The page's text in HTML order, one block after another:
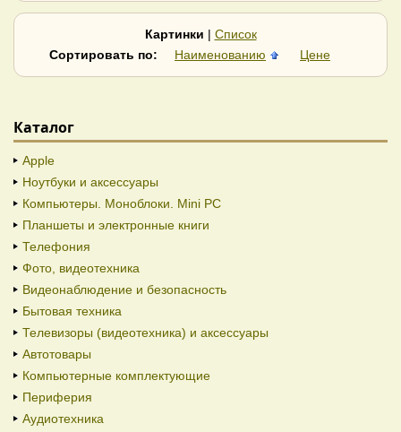
Netis
Origo
SNR
TRASSIR
Картинки | Список
Сортировать по:
Наименованию Цене
Каталог
Apple
Ноутбуки и аксессуары
Компьютеры. Моноблоки. Mini PC
Планшеты и электронные книги
Телефония
Фото, видеотехника
Видеонаблюдение и безопасность
Бытовая техника
Телевизоры (видеотехника) и аксессуары
Автотовары
Компьютерные комплектующие
Периферия
Аудиотехника